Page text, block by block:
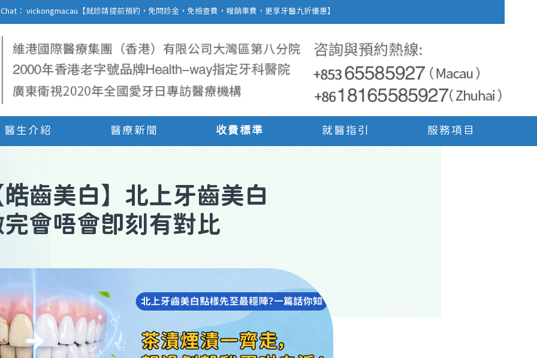
： vickongmacau【就診請提前預約，免問診金，免檢查費，報銷車費，更享牙醫九折優惠】
醫生介紹 醫療新聞 收費標準 就醫指引 服務項目
皓齒美白】 北上牙齒美白
會唔會即刻有對比